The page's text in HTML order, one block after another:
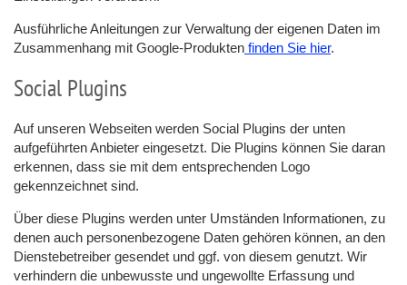
Ausführliche Anleitungen zur Verwaltung der eigenen Daten im
Zusammenhang mit Google-Produkten finden Sie hier.
Social Plugins
Auf unseren Webseiten werden Social Plugins der unten
aufgeführten Anbieter eingesetzt. Die Plugins können Sie daran
erkennen, dass sie mit dem entsprechenden Logo
gekennzeichnet sind.
Über diese Plugins werden unter Umständen Informationen, zu
denen auch personenbezogene Daten gehören können, an den
Dienstebetreiber gesendet und ggf. von diesem genutzt. Wir
verhindern die unbewusste und ungewollte Erfassung und